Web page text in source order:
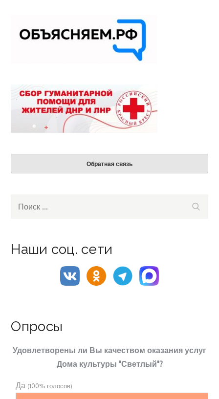
Обратная связь
Наши соц. сети
Опросы
Удовлетворены ли Вы качеством оказания услуг
Дома культуры "Светлый"?
Да (100% голосов)